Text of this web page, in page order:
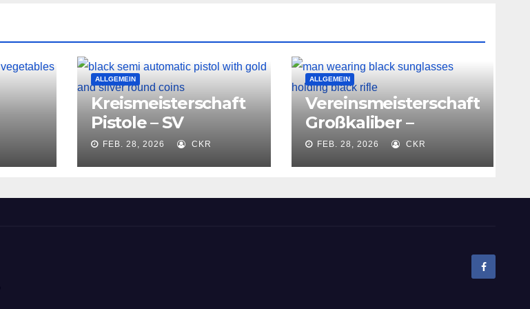
ALLGEMEIN
Kreismeisterschaft
Pistole – SV
Krauschwitz
FEB. 28, 2026 CKR
ALLGEMEIN
Vereinsmeisterschaft
Großkaliber –
07.03.2026
FEB. 28, 2026 CKR